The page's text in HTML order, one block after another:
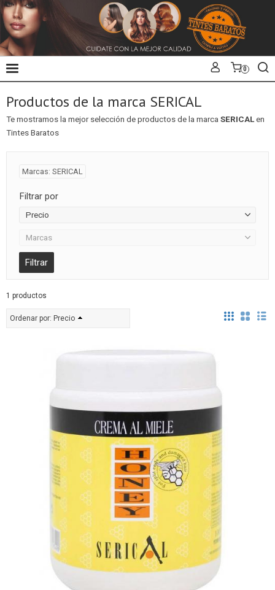
0
Productos de la marca SERICAL
Te mostramos la mejor selección de productos de la marca SERICALen
Tintes Baratos
Marcas: SERICAL
Filtrar por
Precio
Marcas
1 productos
Ordenar por: Precio